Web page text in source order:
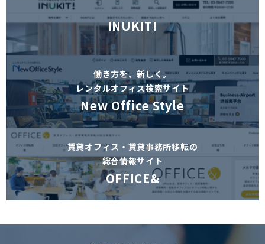
INUKIT!
働き方を、新しく。
レンタルオフィス検索サイト
New Office Style
賃貸オフィス・賃貸事務所移転の
総合情報サイト
OFFICE&